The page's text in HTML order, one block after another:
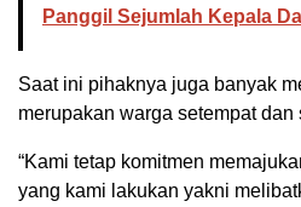
Panggil Sejumlah Kepala
Saat ini pihaknya juga banyak
merupakan warga setempat
“Kami tetap komitmen
yang kami lakukan yakni